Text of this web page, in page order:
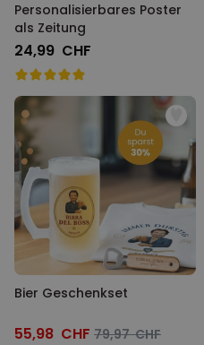
Personalisierbares Poster
als Zeitung
24,99 CHF
Bier Geschenkset
55,98 CHF 79,97 CHF